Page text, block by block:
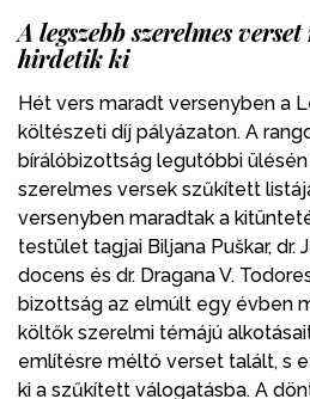
A legszebb szerelmes
hirdetik ki
Hét vers maradt versenyben a
költészeti díj pályázaton. A
bírálóbizottság legutóbbi
szerelmes versek szűkített
versenyben maradtak a
testület tagjai Biljana Puškar, dr.
docens és dr. Dragana V.
bizottság az elmúlt egy évben
költők szerelmi témájú
említésre méltó verset talált, s
ki a szűkített válogatásba. A